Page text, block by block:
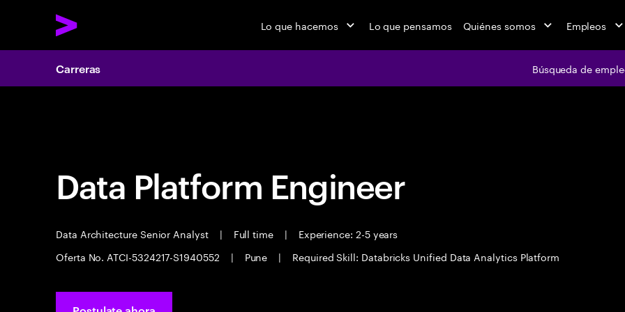
Lo que hacemos Lo que pensamos Quiénes somos Empleos
Carreras Búsqueda de
Carreras Búsqueda de
Data Platform Engineer
Data Architecture Senior Analyst | Full time |
Experience: 2-5 years
Oferta No. ATCI-5324217-S1940552
| Pune | Required Skill: Databricks Unified Data Analytics Platform